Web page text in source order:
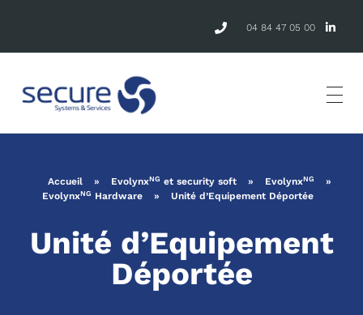
04 84 47 05 00
Accueil » EvolynxNG et security soft » EvolynxNG
»
EvolynxNG Hardware » Unité d’Equipement Déportée
Unité d’Equipement
Déportée